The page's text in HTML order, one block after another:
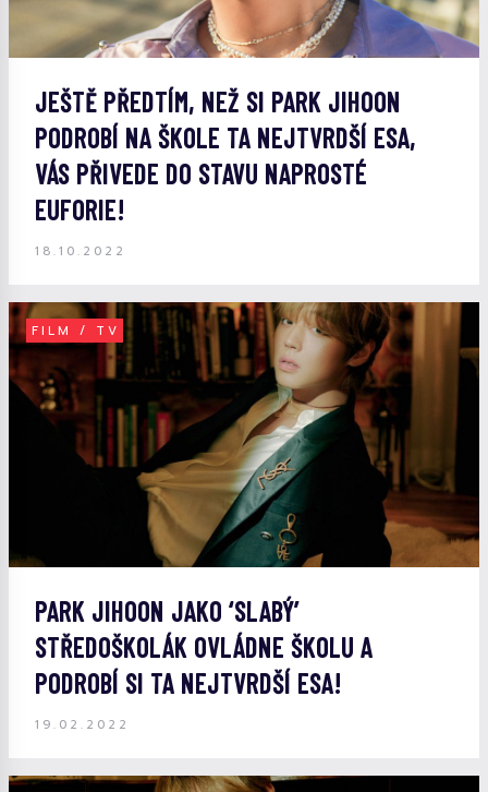
JEŠTĚ PŘEDTÍM, NEŽ SI PARK JIHOON
PODROBÍ NA ŠKOLE TA NEJTVRDŠÍ ESA,
VÁS PŘIVEDE DO STAVU NAPROSTÉ
EUFORIE!
18.10.2022
FILM / TV
PARK JIHOON JAKO ‘SLABÝ’
STŘEDOŠKOLÁK OVLÁDNE ŠKOLU A
PODROBÍ SI TA NEJTVRDŠÍ ESA!
19.02.2022